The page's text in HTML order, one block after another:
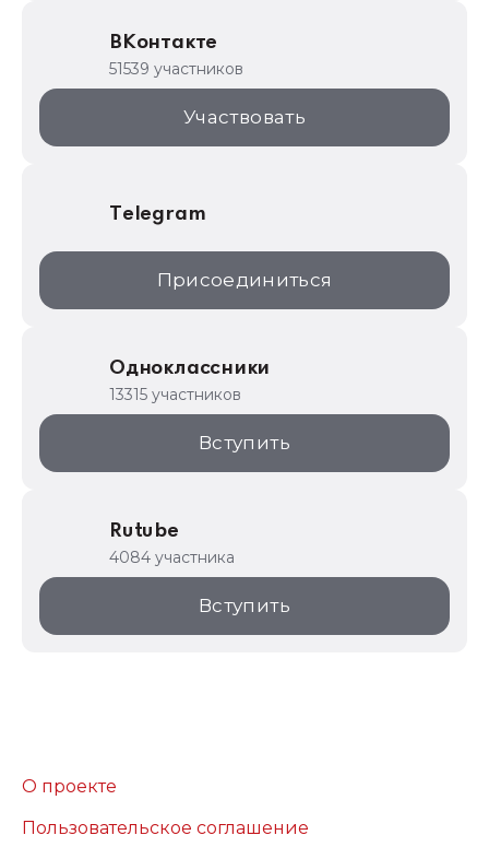
1С:Торговая площадка
ВКонтакте
51539 участников
Участвовать
Telegram
Присоединиться
Одноклассники
13315 участников
Вступить
Rutube
4084 участника
Вступить
О проекте
Пользовательское соглашение